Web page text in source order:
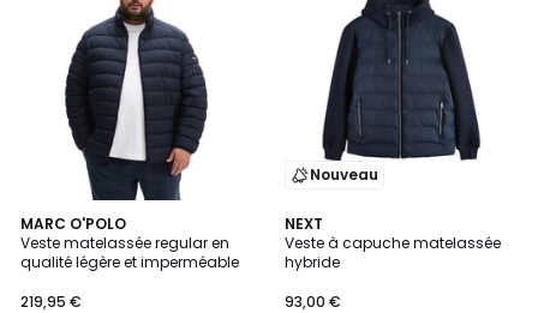
MARC O'POLO
Veste matelassée regular en
qualité légère et imperméable
219,95 €
2
Couleurs
Nouveau
NEXT
Veste à capuche matelassée
hybride
93,00 €
3
Couleurs